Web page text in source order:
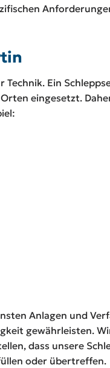
Ein
eingesetzt.
Anlagen und
gewährleisten.
dass unsere
oder übertreffen.